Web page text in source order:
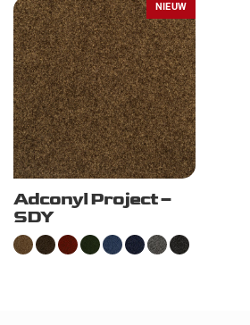
NIEUW
Adconyl Project –
SDY